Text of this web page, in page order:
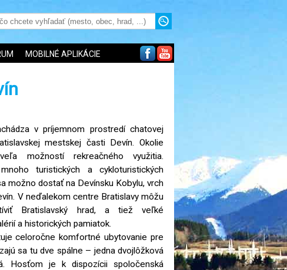
MOBILNÉ APLIKÁCIE
v príjemnom prostredí chatovej
mestskej časti Devín. Okolie
možností rekreačného využitia.
turistických a cykloturistických
možno dostať na Devínsku Kobylu, vrch
V neďalekom centre Bratislavy môžu
Bratislavský hrad, a tiež veľké
a historických pamiatok.
celoročne komfortné ubytovanie pre
sa tu dve spálne – jedna dvojlôžková
Hosťom je k dispozícii spoločenská